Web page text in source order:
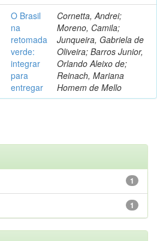
O Brasil
na
retomada
verde:
integrar
para
entregar
Cornetta, Andrei;
Moreno, Camila;
Junqueira, Gabriela de
Oliveira; Barros Junior,
Orlando Aleixo de;
Reinach, Mariana
Homem de Mello
1
1